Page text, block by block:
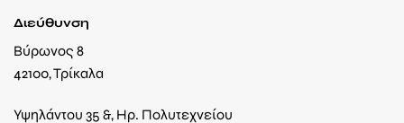
Διεύθυνση
Βύρωνος 8
42100, Τρίκαλα
Υψηλάντου 35 &, Ηρ. Πολυτεχνείου